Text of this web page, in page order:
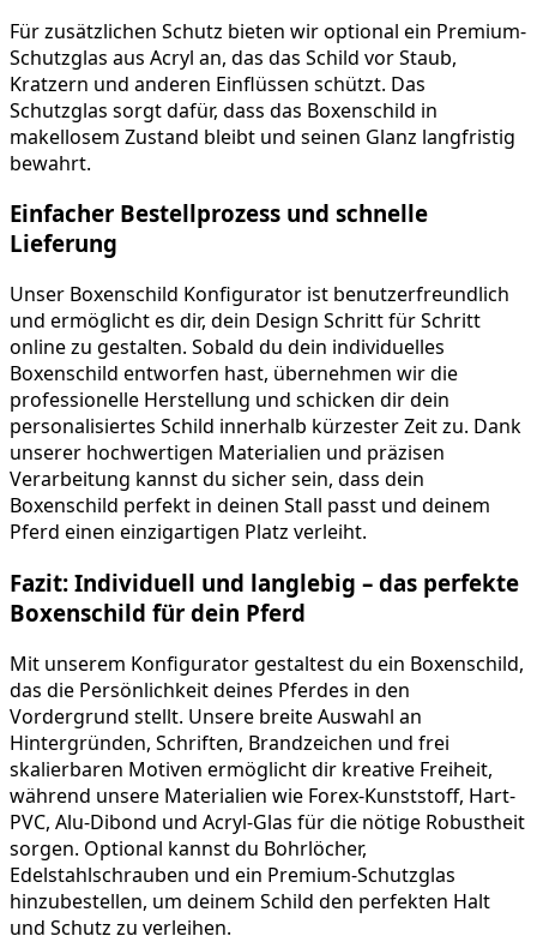
Für zusätzlichen Schutz bieten wir optional ein Premium-
Schutzglas aus Acryl an, das das Schild vor Staub,
Kratzern und anderen Einflüssen schützt. Das
Schutzglas sorgt dafür, dass das Boxenschild in
makellosem Zustand bleibt und seinen Glanz langfristig
bewahrt.
Einfacher Bestellprozess und schnelle
Lieferung
Unser Boxenschild Konfigurator ist benutzerfreundlich
und ermöglicht es dir, dein Design Schritt für Schritt
online zu gestalten. Sobald du dein individuelles
Boxenschild entworfen hast, übernehmen wir die
professionelle Herstellung und schicken dir dein
personalisiertes Schild innerhalb kürzester Zeit zu. Dank
unserer hochwertigen Materialien und präzisen
Verarbeitung kannst du sicher sein, dass dein
Boxenschild perfekt in deinen Stall passt und deinem
Pferd einen einzigartigen Platz verleiht.
Fazit: Individuell und langlebig – das perfekte
Boxenschild für dein Pferd
Mit unserem Konfigurator gestaltest du ein Boxenschild,
das die Persönlichkeit deines Pferdes in den
Vordergrund stellt. Unsere breite Auswahl an
Hintergründen, Schriften, Brandzeichen und frei
skalierbaren Motiven ermöglicht dir kreative Freiheit,
während unsere Materialien wie Forex-Kunststoff, Hart-
PVC, Alu-Dibond und Acryl-Glas für die nötige Robustheit
sorgen. Optional kannst du Bohrlöcher,
Edelstahlschrauben und ein Premium-Schutzglas
hinzubestellen, um deinem Schild den perfekten Halt
und Schutz zu verleihen.